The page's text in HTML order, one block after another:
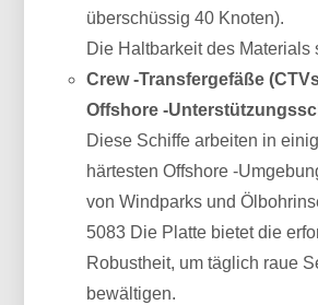
überschüssig 40 Knoten).
Die Haltbarkeit des Materials
Crew -Transfergefäße
Offshore -
Diese Schiffe arbeiten in
härtesten Offshore -
von Windparks und
5083 Die Platte bietet die
Robustheit, um täglich raue
bewältigen.